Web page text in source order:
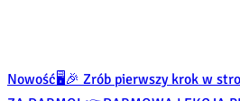
Nowość🖥️🎉 Zrób pierwszy krok w